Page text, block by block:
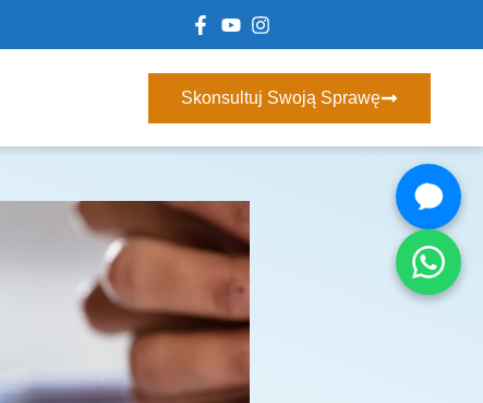
Skonsultuj Swoją Sprawę